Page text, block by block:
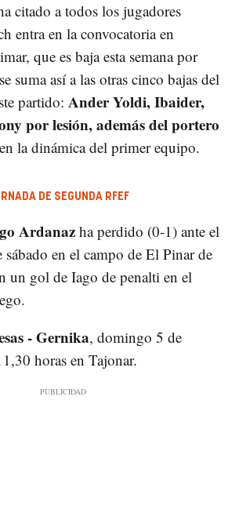
citado a todos los jugadores
entra en la convocatoria en
que es baja esta semana por
suma así a las otras cinco bajas del
partido: Ander Yoldi, Ibaider,
por lesión, además del portero
la dinámica del primer equipo.
DE SEGUNDA RFEF
Ardanaz ha perdido (0-1) ante el
sábado en el campo de El Pinar de
un gol de Iago de penalti en el
- Gernika, domingo 5 de
horas en Tajonar.